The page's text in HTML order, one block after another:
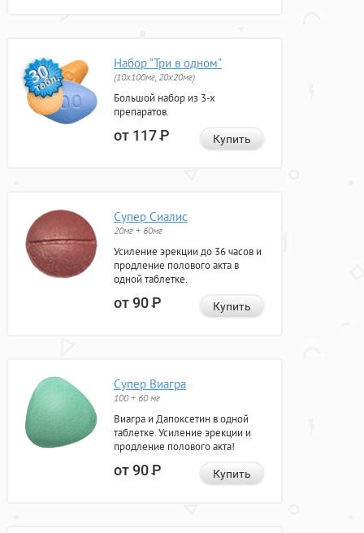
Набор "Три в одном"
(10x100мг, 20x20мг)
Большой набор из 3-х
препаратов.
от 117Р Купить
Супер Сиалис
20мг + 60мг
Усиление эрекции до 36 часов и
продление полового акта в
одной таблетке.
от 90Р Купить
Супер Виагра
100 + 60 мг
Виагра и Дапоксетин в одной
таблетке. Усиление эрекции и
продление полового акта!
от 90Р Купить